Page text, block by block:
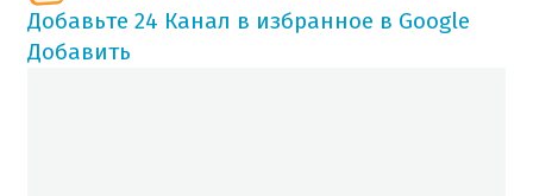
Добавьте 24 Канал в избранное в Google
Добавить